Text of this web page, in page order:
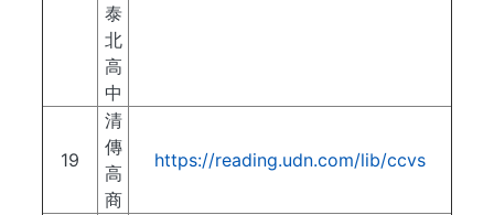
泰
北
高
中
19
清
傳
高
商
https://reading.udn.com/lib/ccvs